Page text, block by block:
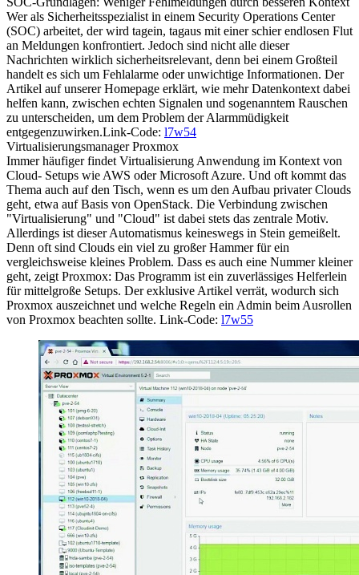
Wer als Sicherheitsspezialist in einem Security Operations Center
(SOC) arbeitet, der wird tagein, tagaus mit einer schier endlosen Flut
an Meldungen konfrontiert. Jedoch sind nicht alle dieser
Nachrichten wirklich sicherheitsrelevant, denn bei einem Großteil
handelt es sich um Fehlalarme oder unwichtige Informationen. Der
Artikel auf unserer Homepage erklärt, wie mehr Datenkontext dabei
helfen kann, zwischen echten Signalen und sogenanntem Rauschen
zu unterscheiden, um dem Problem der Alarmmüdigkeit
entgegenzuwirken.Link-Code: l7w54
Virtualisierungsmanager Proxmox
Immer häufiger findet Virtualisierung Anwendung im Kontext von
Cloud- Setups wie AWS oder Microsoft Azure. Und oft kommt das
Thema auch auf den Tisch, wenn es um den Aufbau privater Clouds
geht, etwa auf Basis von OpenStack. Die Verbindung zwischen
"Virtualisierung" und "Cloud" ist dabei stets das zentrale Motiv.
Allerdings ist dieser Automatismus keineswegs in Stein gemeißelt.
Denn oft sind Clouds ein viel zu großer Hammer für ein
vergleichsweise kleines Problem. Dass es auch eine Nummer kleiner
geht, zeigt Proxmox: Das Programm ist ein zuverlässiges Helferlein
für mittelgroße Setups. Der exklusive Artikel verrät, wodurch sich
Proxmox auszeichnet und welche Regeln ein Admin beim Ausrollen
von Proxmox beachten sollte. Link-Code: l7w55